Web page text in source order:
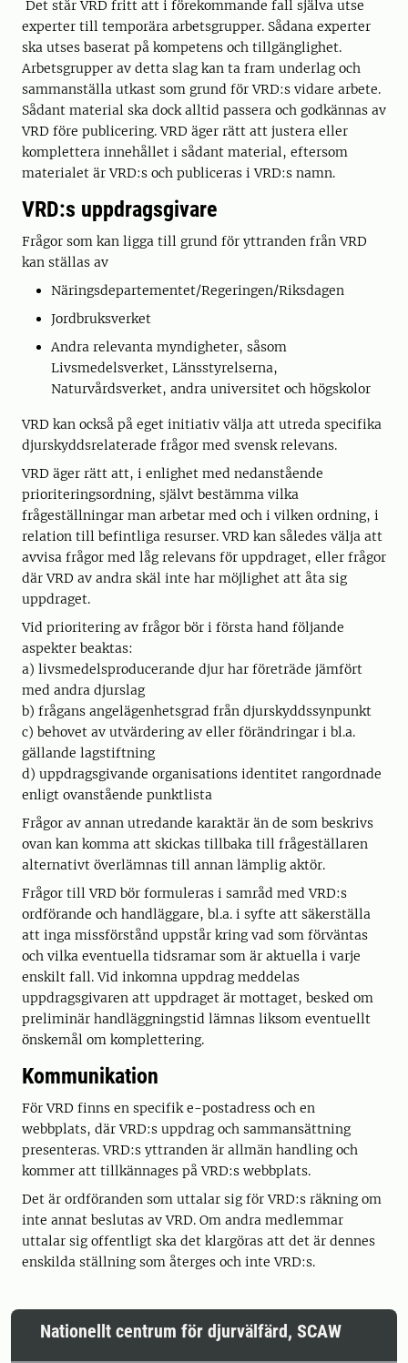
Det står VRD fritt att i förekommande fall själva utse
experter till temporära arbetsgrupper. Sådana experter
ska utses baserat på kompetens och tillgänglighet.
Arbetsgrupper av detta slag kan ta fram underlag och
sammanställa utkast som grund för VRD:s vidare arbete.
Sådant material ska dock alltid passera och godkännas av
VRD före publicering. VRD äger rätt att justera eller
komplettera innehållet i sådant material, eftersom
materialet är VRD:s och publiceras i VRD:s namn.
VRD:s uppdragsgivare
Frågor som kan ligga till grund för yttranden från VRD
kan ställas av
Näringsdepartementet/Regeringen/Riksdagen
Jordbruksverket
Andra relevanta myndigheter, såsom
Livsmedelsverket, Länsstyrelserna,
Naturvårdsverket, andra universitet och högskolor
VRD kan också på eget initiativ välja att utreda specifika
djurskyddsrelaterade frågor med svensk relevans.
VRD äger rätt att, i enlighet med nedanstående
prioriteringsordning, självt bestämma vilka
frågeställningar man arbetar med och i vilken ordning, i
relation till befintliga resurser. VRD kan således välja att
avvisa frågor med låg relevans för uppdraget, eller frågor
där VRD av andra skäl inte har möjlighet att åta sig
uppdraget.
Vid prioritering av frågor bör i första hand följande
aspekter beaktas:
a) livsmedelsproducerande djur har företräde jämfört
med andra djurslag
b) frågans angelägenhetsgrad från djurskyddssynpunkt
c) behovet av utvärdering av eller förändringar i bl.a.
gällande lagstiftning
d) uppdragsgivande organisations identitet rangordnade
enligt ovanstående punktlista
Frågor av annan utredande karaktär än de som beskrivs
ovan kan komma att skickas tillbaka till frågeställaren
alternativt överlämnas till annan lämplig aktör.
Frågor till VRD bör formuleras i samråd med VRD:s
ordförande och handläggare, bl.a. i syfte att säkerställa
att inga missförstånd uppstår kring vad som förväntas
och vilka eventuella tidsramar som är aktuella i varje
enskilt fall. Vid inkomna uppdrag meddelas
uppdragsgivaren att uppdraget är mottaget, besked om
preliminär handläggningstid lämnas liksom eventuellt
önskemål om komplettering.
Kommunikation
För VRD finns en specifik e-postadress och en
webbplats, där VRD:s uppdrag och sammansättning
presenteras. VRD:s yttranden är allmän handling och
kommer att tillkännages på VRD:s webbplats.
Det är ordföranden som uttalar sig för VRD:s räkning om
inte annat beslutas av VRD. Om andra medlemmar
uttalar sig offentligt ska det klargöras att det är dennes
enskilda ställning som återges och inte VRD:s.
Nationellt centrum för djurvälfärd, SCAW